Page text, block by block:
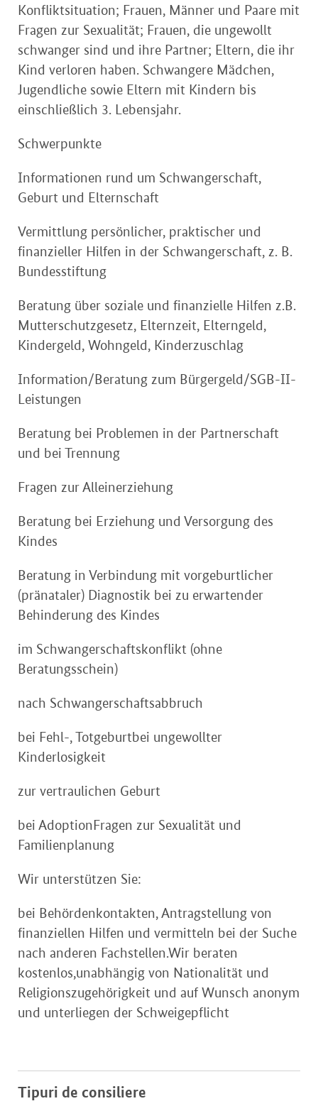
Konfliktsituation; Frauen, Männer und Paare mit
Fragen zur Sexualität; Frauen, die ungewollt
schwanger sind und ihre Partner; Eltern, die ihr
Kind verloren haben. Schwangere Mädchen,
Jugendliche sowie Eltern mit Kindern bis
einschließlich 3. Lebensjahr.
Schwerpunkte
Informationen rund um Schwangerschaft,
Geburt und Elternschaft
Vermittlung persönlicher, praktischer und
finanzieller Hilfen in der Schwangerschaft, z. B.
Bundesstiftung
Beratung über soziale und finanzielle Hilfen z.B.
Mutterschutzgesetz, Elternzeit, Elterngeld,
Kindergeld, Wohngeld, Kinderzuschlag
Information/Beratung zum Bürgergeld/SGB-II-
Leistungen
Beratung bei Problemen in der Partnerschaft
und bei Trennung
Fragen zur Alleinerziehung
Beratung bei Erziehung und Versorgung des
Kindes
Beratung in Verbindung mit vorgeburtlicher
(pränataler) Diagnostik bei zu erwartender
Behinderung des Kindes
im Schwangerschaftskonflikt (ohne
Beratungsschein)
nach Schwangerschaftsabbruch
bei Fehl-, Totgeburtbei ungewollter
Kinderlosigkeit
zur vertraulichen Geburt
bei AdoptionFragen zur Sexualität und
Familienplanung
Wir unterstützen Sie:
bei Behördenkontakten, Antragstellung von
finanziellen Hilfen und vermitteln bei der Suche
nach anderen Fachstellen.Wir beraten
kostenlos,unabhängig von Nationalität und
Religionszugehörigkeit und auf Wunsch anonym
und unterliegen der Schweigepflicht
Tipuri de consiliere